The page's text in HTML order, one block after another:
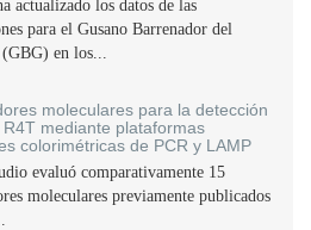
actualizado los datos de las
para el Gusano Barrenador del
(GBG) en los...
moleculares para la detección
mediante plataformas
colorimétricas de PCR y LAMP
evaluó comparativamente 15
moleculares previamente publicados